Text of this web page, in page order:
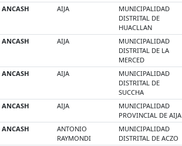
ANCASH AIJA
MUNICIPALIDAD
DISTRITAL DE
HUACLLAN
ANCASH AIJA
MUNICIPALIDAD
DISTRITAL DE LA
MERCED
ANCASH AIJA
MUNICIPALIDAD
DISTRITAL DE
SUCCHA
ANCASH AIJA
MUNICIPALIDAD
PROVINCIAL DE AIJA
ANCASH
ANTONIO
RAYMONDI
MUNICIPALIDAD
DISTRITAL DE ACZO